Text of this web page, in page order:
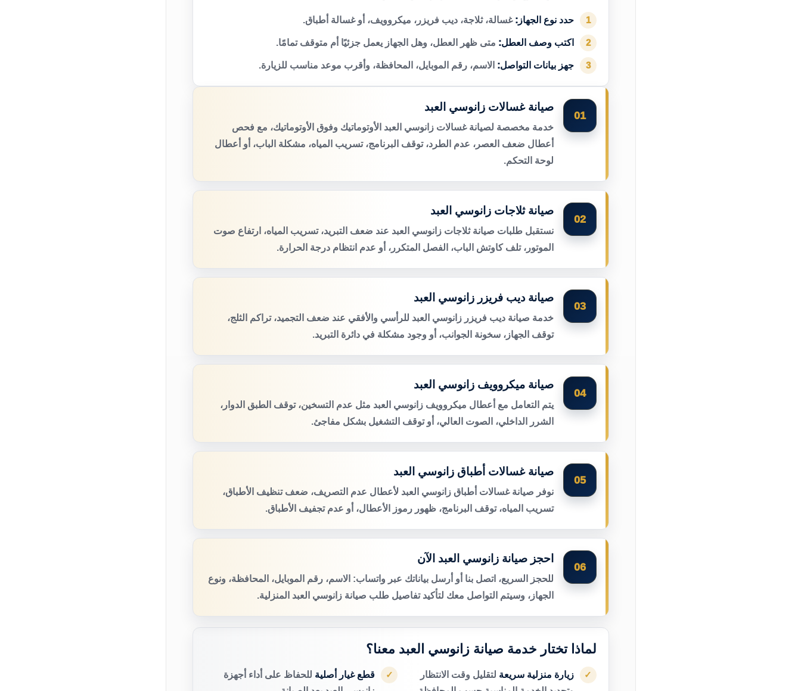
1 حدد نوع الجهاز: غسالة، ثلاجة، ديب فريزر، ميكروويف، أو غسالة أطباق.
2 اكتب وصف العطل: متى ظهر العطل، وهل الجهاز يعمل جزئيًا أم متوقف تمامًا.
3 جهز بيانات التواصل: الاسم، رقم الموبايل، المحافظة، وأقرب موعد مناسب للزيارة.
01
صيانة غسالات زانوسي العبد
خدمة مخصصة لصيانة غسالات زانوسي العبد الأوتوماتيك وفوق الأوتوماتيك، مع فحص
أعطال ضعف العصر، عدم الطرد، توقف البرنامج، تسريب المياه، مشكلة الباب، أو أعطال
لوحة التحكم.
02
صيانة ثلاجات زانوسي العبد
نستقبل طلبات صيانة ثلاجات زانوسي العبد عند ضعف التبريد، تسريب المياه، ارتفاع صوت
الموتور، تلف كاوتش الباب، الفصل المتكرر، أو عدم انتظام درجة الحرارة.
03
صيانة ديب فريزر زانوسي العبد
خدمة صيانة ديب فريزر زانوسي العبد للرأسي والأفقي عند ضعف التجميد، تراكم الثلج،
توقف الجهاز، سخونة الجوانب، أو وجود مشكلة في دائرة التبريد.
04
صيانة ميكروويف زانوسي العبد
يتم التعامل مع أعطال ميكروويف زانوسي العبد مثل عدم التسخين، توقف الطبق الدوار،
الشرر الداخلي، الصوت العالي، أو توقف التشغيل بشكل مفاجئ.
05
صيانة غسالات أطباق زانوسي العبد
نوفر صيانة غسالات أطباق زانوسي العبد لأعطال عدم التصريف، ضعف تنظيف الأطباق،
تسريب المياه، توقف البرنامج، ظهور رموز الأعطال، أو عدم تجفيف الأطباق.
06
احجز صيانة زانوسي العبد الآن
للحجز السريع، اتصل بنا أو أرسل بياناتك عبر واتساب: الاسم، رقم الموبايل، المحافظة، ونوع
الجهاز، وسيتم التواصل معك لتأكيد تفاصيل طلب صيانة زانوسي العبد المنزلية.
لماذا تختار خدمة صيانة زانوسي العبد معنا؟
✓ زيارة منزلية سريعة لتقليل وقت الانتظار
✓ قطع غيار أصلية للحفاظ على أداء أجهزة